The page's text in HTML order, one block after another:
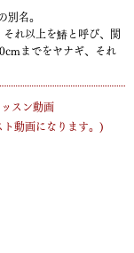
別名。
れ以上を鰆と呼び、関
までをヤナギ、それ
スン動画
動画になります。)